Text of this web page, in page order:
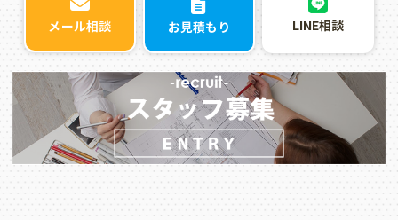
メール相談 お見積もり LINE相談